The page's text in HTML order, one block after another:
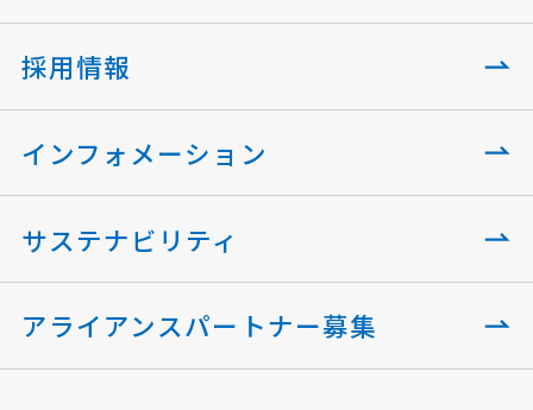
採用情報
インフォメーション
サステナビリティ
アライアンスパートナー募集